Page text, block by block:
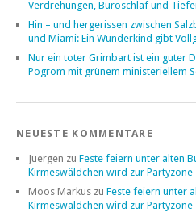
Verdrehungen, Büroschlaf und
Hin – und hergerissen zwischen
und Miami: Ein Wunderkind gibt
Nur ein toter Grimbart ist ein guter
Pogrom mit grünem ministeriellem
NEUESTE KOMMENTARE
Juergen zu Feste feiern unter alten
Kirmeswäldchen wird zur Partyzone
Moos Markus zu Feste feiern unter
Kirmeswäldchen wird zur Partyzone